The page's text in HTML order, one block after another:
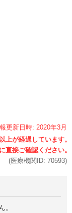
更新日時: 2020年3月
(医療機関ID: 70593)
。